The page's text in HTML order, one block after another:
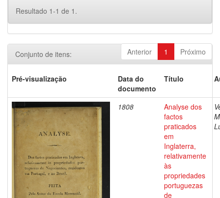
Resultado 1-1 de 1.
Anterior 1 Próximo
Conjunto de itens:
Pré-visualização
Data do
documento
Título
1808
Analyse dos
factos
praticados
em
Inglaterra,
relativamente
às
propriedades
portuguezas
de